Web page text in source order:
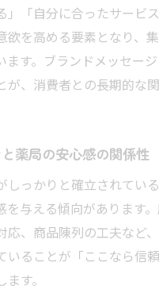
」「自分に合ったサービ
欲を高める要素となり、
ます。ブランドメッセー
が、消費者との長期的な
薬局の安心感の関係性
しっかりと確立されてい
を与える傾向があります
応、商品陳列の工夫など
ることが「ここなら信頼
す。